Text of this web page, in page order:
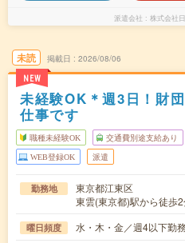
派遣会社 株式会社
未読
NEW
掲載日 2026/08/06
未経験OK＊週3日！財
仕事です
職種未経験OK 交通費別途支給あり
WEB登録OK 派遣
勤務地
東京都江東区
東雲(東京都)駅から徒歩
曜日頻度 水・木・金／週4以下勤